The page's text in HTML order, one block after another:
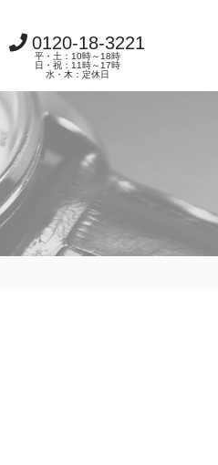
0120-18-3221
平・土：10時～18時
日・祝：11時～17時
水・木：定休日